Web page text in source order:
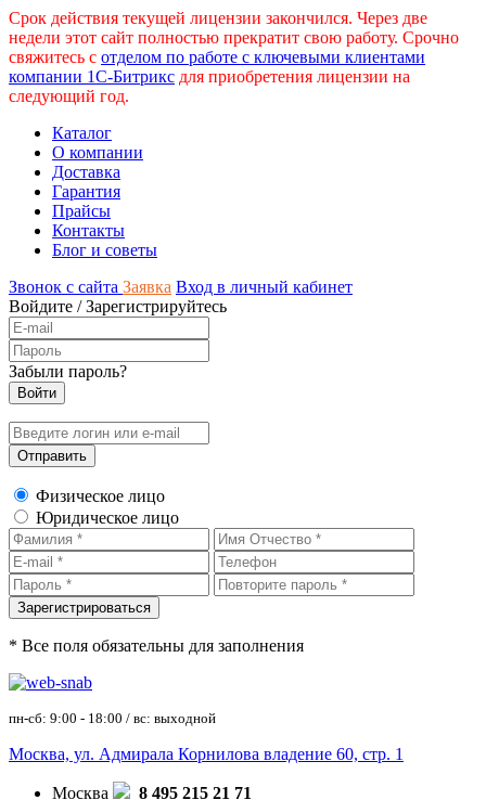
Срок действия текущей лицензии закончился. Через две
недели этот сайт полностью прекратит свою работу. Срочно
свяжитесь с отделом по работе с ключевыми клиентами
компании 1С-Битрикс для приобретения лицензии на
следующий год.
Каталог
О компании
Доставка
Гарантия
Прайсы
Контакты
Блог и советы
Звонок с сайта Заявка Вход в личный кабинет
Войдите /Зарегистрируйтесь
Забыли пароль?
Физическое лицо
Юридическое лицо
* Все поля обязательны для заполнения
пн-сб: 9:00 - 18:00 / вс: выходной
Москва, ул. Адмирала Корнилова владение 60, стр. 1
Москва
8 495 215 21 71